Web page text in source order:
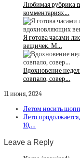
Любимая рубрика
комментариях…
Я готова часами
вещичек. М…
Вдохновение
совпало, совер…
11 июня, 2024
Летом носить
Лето
10,…
Leave a Reply